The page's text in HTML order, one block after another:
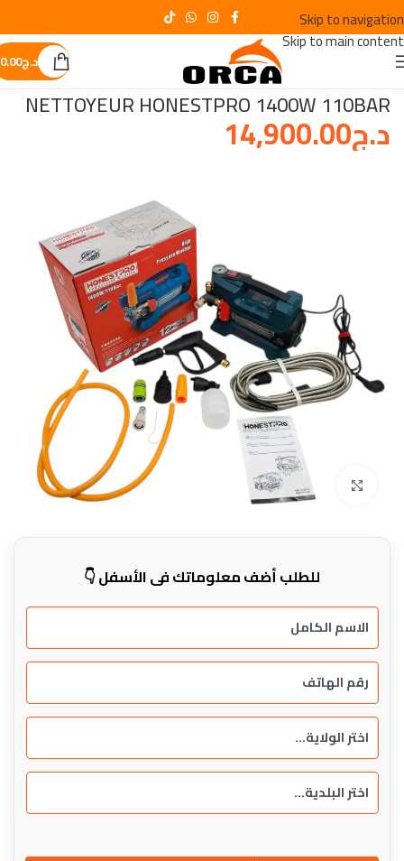
Skip to navigation
Skip to main content
د.ج0.00
NETTOYEUR ET ASPIRATEUR
NETTOYEUR HONESTPRO 1400W 110BAR
د.ج14,900.00
Click to enlarge
للطلب أضف معلوماتك في الأسفل 👇